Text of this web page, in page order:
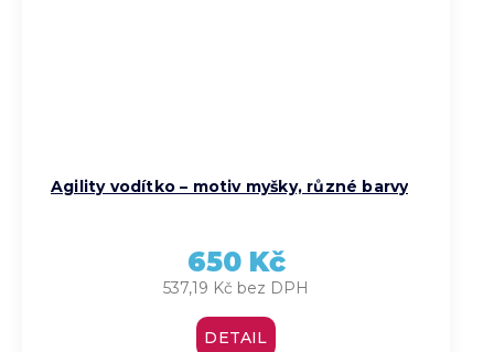
Agility vodítko – motiv myšky, různé barvy
537,19 Kč bez DPH
650 Kč
DETAIL